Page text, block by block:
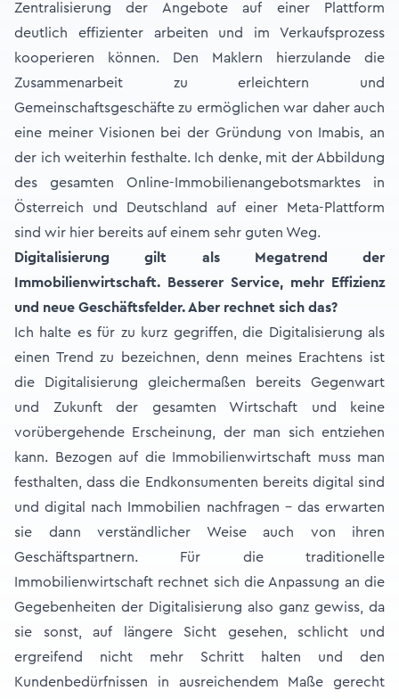
Zentralisierung der Angebote auf einer Plattform
deutlich effizienter arbeiten und im Verkaufsprozess
kooperieren können. Den Maklern hierzulande die
Zusammenarbeit zu erleichtern und
Gemeinschaftsgeschäfte zu ermöglichen war daher auch
eine meiner Visionen bei der Gründung von Imabis, an
der ich weiterhin festhalte. Ich denke, mit der Abbildung
des gesamten Online-Immobilienangebotsmarktes in
Österreich und Deutschland auf einer Meta-Plattform
sind wir hier bereits auf einem sehr guten Weg.
Digitalisierung gilt als Megatrend der
Immobilienwirtschaft. Besserer Service, mehr Effizienz
und neue Geschäftsfelder. Aber rechnet sich das?
Ich halte es für zu kurz gegriffen, die Digitalisierung als
einen Trend zu bezeichnen, denn meines Erachtens ist
die Digitalisierung gleichermaßen bereits Gegenwart
und Zukunft der gesamten Wirtschaft und keine
vorübergehende Erscheinung, der man sich entziehen
kann. Bezogen auf die Immobilienwirtschaft muss man
festhalten, dass die Endkonsumenten bereits digital sind
und digital nach Immobilien nachfragen - das erwarten
sie dann verständlicher Weise auch von ihren
Geschäftspartnern. Für die traditionelle
Immobilienwirtschaft rechnet sich die Anpassung an die
Gegebenheiten der Digitalisierung also ganz gewiss, da
sie sonst, auf längere Sicht gesehen, schlicht und
ergreifend nicht mehr Schritt halten und den
Kundenbedürfnissen in ausreichendem Maße gerecht